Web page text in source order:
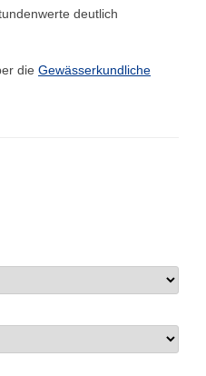
deutlich
die Gewässerkundliche